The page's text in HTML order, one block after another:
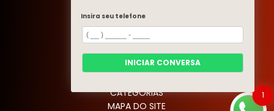
MENU
HOME
QUEM SOMOS
SERVIÇOS
BLOG
CATEGORIAS
MAPA DO SITE
1
Insira seu telefone
INICIAR CONVERSA